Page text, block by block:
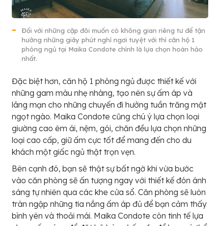
Đối với những cặp đôi muốn có không gian riêng tư để tận
hưởng những giây phút nghỉ ngơi tuyệt với thì căn hộ 1
phòng ngủ tại Maika Condote chính là lựa chọn hoàn hảo
nhất.
Đặc biệt hơn, căn hộ 1 phòng ngủ được thiết kế với
những gam màu nhẹ nhàng, tạo nên sự ấm áp và
lãng mạn cho những chuyến đi hưởng tuần trăng mật
ngọt ngào. Maika Condote cũng chú ý lựa chọn loại
giường cao êm ái, nệm, gói, chăn đều lựa chọn những
loại cao cấp, giữ ấm cực tốt để mang đến cho du
khách một giấc ngủ thật trọn vẹn.
Bên cạnh đó, bạn sẽ thật sự bất ngờ khi vừa bước
vào căn phòng sẽ ấn tượng ngay với thiết kế đón ánh
sáng tự nhiên qua các khe cửa sổ. Căn phòng sẽ luôn
tràn ngập những tia nắng ấm áp đủ để bạn cảm thấy
bình yên và thoải mái. Maika Condote còn tinh tế lựa